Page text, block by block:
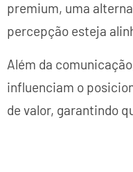
premium, uma
percepção esteja
Além da
influenciam o
de valor, garantindo